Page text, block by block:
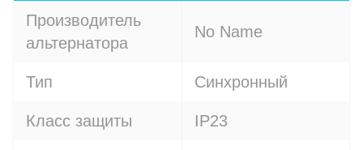
Производитель
альтернатора
No Name
Тип Синхронный
Класс защиты IP23